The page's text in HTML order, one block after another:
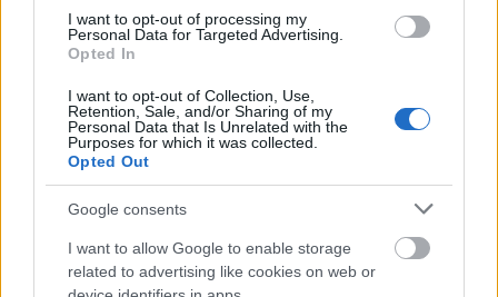
I want to opt-out of processing my
Personal Data for Targeted Advertising.
Opted In
I want to opt-out of Collection, Use,
Retention, Sale, and/or Sharing of my
Personal Data that Is Unrelated with the
Purposes for which it was collected.
Opted Out
Google consents
I want to allow Google to enable storage
related to advertising like cookies on web or
Kiadó:szerzői kiadás
Megjelenés: 2021. december 9.
Műfaj:hálószobarock
Kulcsdal:Chamomile